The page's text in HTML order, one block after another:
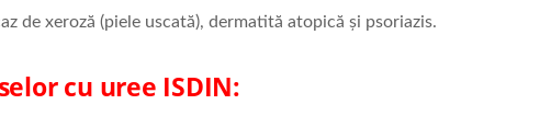
de xeroză (piele uscată), dermatită atopică și psoriazis.
cu uree ISDIN: